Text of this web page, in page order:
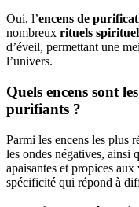
Oui, l’encens de
nombreux rituels
d’éveil, permettant une
l’univers.
Quels encens sont
purifiants ?
Parmi les encens les plus
les ondes négatives, ainsi
apaisantes et propices
spécificité qui répond à